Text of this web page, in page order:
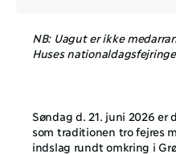
Bliv
NB: Uagut er ikke
Huses
Søndag d. 21. juni 2026 er
som traditionen tro fejres
indslag rundt omkring i